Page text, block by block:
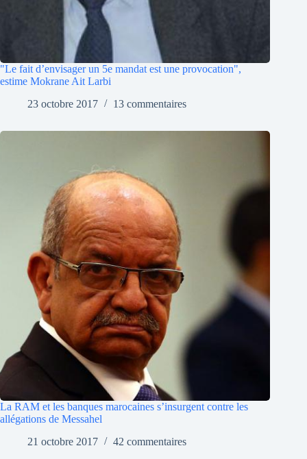
"Le fait d’envisager un 5e mandat est une provocation",
estime Mokrane Ait Larbi
23 octobre 2017
13 commentaires
La RAM et les banques marocaines s’insurgent contre les
allégations de Messahel
21 octobre 2017
42 commentaires